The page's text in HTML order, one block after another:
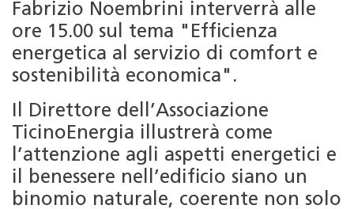
Fabrizio Noembrini interverrà alle
ore 15.00 sul tema "Efficienza
energetica al servizio di comfort e
sostenibilità economica".
Il Direttore dell’Associazione
TicinoEnergia illustrerà come
l’attenzione agli aspetti energetici e
il benessere nell’edificio siano un
binomio naturale, coerente non solo